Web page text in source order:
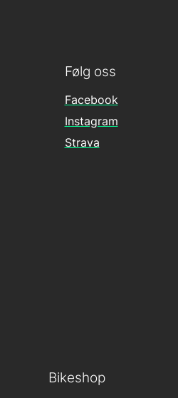
Følg oss
Facebook
Instagram
Strava
Bikeshop